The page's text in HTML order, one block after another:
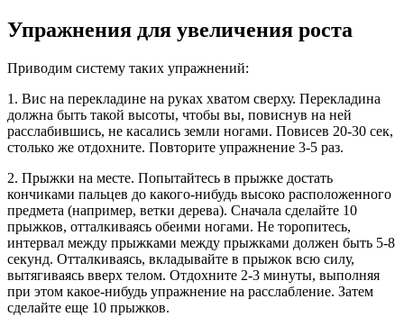
Упражнения для увеличения роста
Приводим систему таких упражнений:
1. Вис на перекладине на руках хватом сверху. Перекладина
должна быть такой высоты, чтобы вы, повиснув на ней
расслабившись, не касались земли ногами. Повисев 20-30 сек,
столько же отдохните. Повторите упражнение 3-5 раз.
2. Прыжки на месте. Попытайтесь в прыжке достать
кончиками пальцев до какого-нибудь высоко расположенного
предмета (например, ветки дерева). Сначала сделайте 10
прыжков, отталкиваясь обеими ногами. Не торопитесь,
интервал между прыжками между прыжками должен быть 5-8
секунд. Отталкиваясь, вкладывайте в прыжок всю силу,
вытягиваясь вверх телом. Отдохните 2-3 минуты, выполняя
при этом какое-нибудь упражнение на расслабление. Затем
сделайте еще 10 прыжков.